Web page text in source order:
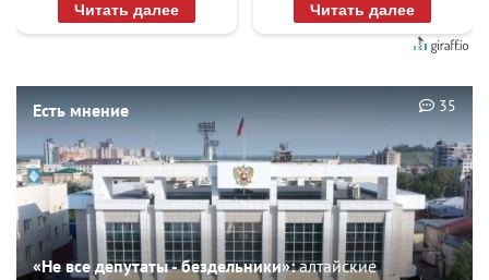
Читать далее Читать далее
Есть мнение
«Не все депутаты - бездельники»:алтайские
35